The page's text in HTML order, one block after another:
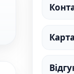
Карта